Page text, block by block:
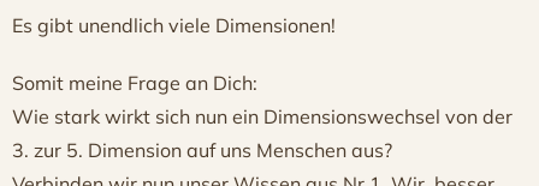
Es gibt unendlich viele Dimensionen!
Somit meine Frage an Dich:
Wie stark wirkt sich nun ein Dimensionswechsel von der
3. zur 5. Dimension auf uns Menschen aus?